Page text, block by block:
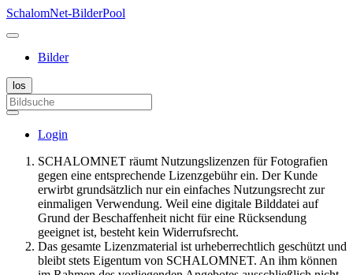
SchalomNet-BilderPool
Bilder
Login
SCHALOMNET räumt Nutzungslizenzen für Fotografien
gegen eine entsprechende Lizenzgebühr ein. Der Kunde
erwirbt grundsätzlich nur ein einfaches Nutzungsrecht zur
einmaligen Verwendung. Weil eine digitale Bilddatei auf
Grund der Beschaffenheit nicht für eine Rücksendung
geeignet ist, besteht kein Widerrufsrecht.
Das gesamte Lizenzmaterial ist urheberrechtlich geschützt und
bleibt stets Eigentum von SCHALOMNET. An ihm können